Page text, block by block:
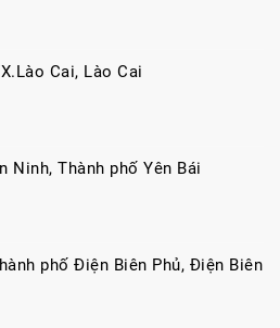
Cai, Lào Cai
Ninh, Thành phố Yên Bái
phố Điện Biên Phủ, Điện Biên